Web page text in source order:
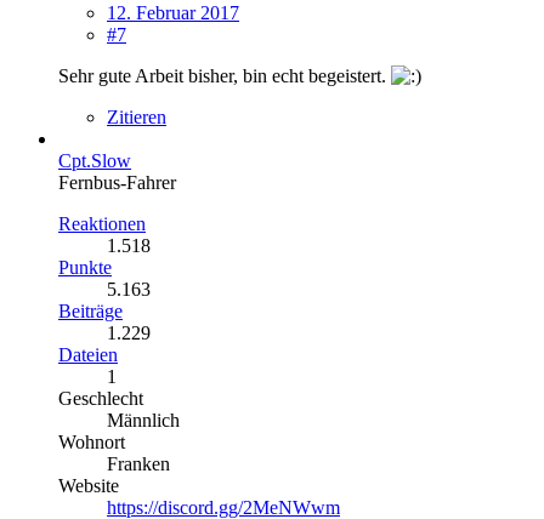
12. Februar 2017
#7
Sehr gute Arbeit bisher, bin echt begeistert.
Zitieren
Cpt.Slow
Fernbus-Fahrer
Reaktionen
1.518
Punkte
5.163
Beiträge
1.229
Dateien
1
Geschlecht
Männlich
Wohnort
Franken
Website
https://discord.gg/2MeNWwm